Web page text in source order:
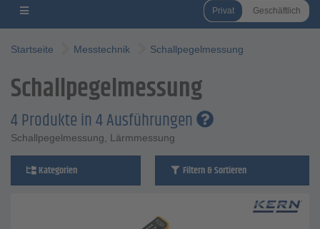
Privat Geschäftlich
Startseite Messtechnik Schallpegelmessung
Schallpegelmessung
4 Produkte in 4 Ausführungen
Schallpegelmessung, Lärmmessung
Kategorien Filtern & Sortieren